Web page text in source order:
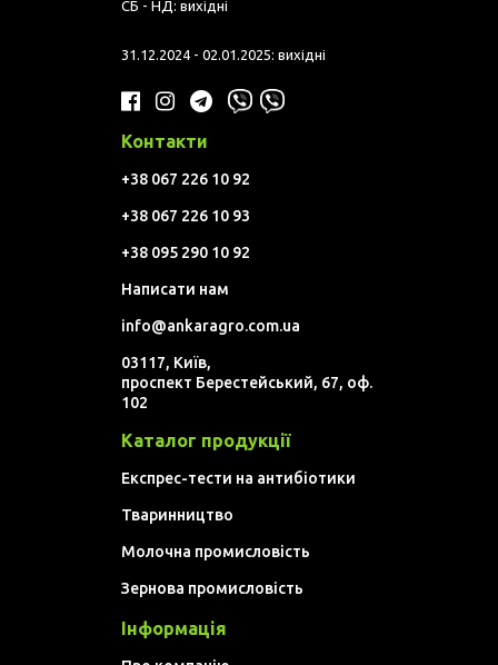
СБ - НД: вихідні
31.12.2024 - 02.01.2025: вихідні
Контакти
+38 067 226 10 92
+38 067 226 10 93
+38 095 290 10 92
Написати нам
info@ankaragro.com.ua
03117, Київ,
проспект Берестейський, 67, оф.
102
Каталог продукції
Експрес-тести на антибіотики
Тваринництво
Молочна промисловість
Зернова промисловість
Інформація